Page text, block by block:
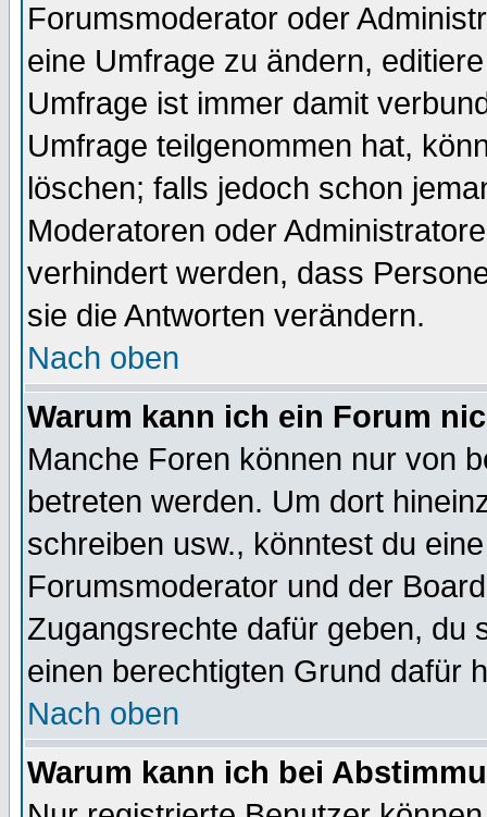
Forumsmoderator oder
eine Umfrage zu ändern,
Umfrage ist immer damit
Umfrage teilgenommen hat,
löschen; falls jedoch schon
Moderatoren oder
verhindert werden, dass
sie die Antworten verändern.
Nach oben
Warum kann ich ein Forum
Manche Foren können nur von
betreten werden. Um dort
schreiben usw., könntest du
Forumsmoderator und der
Zugangsrechte dafür geben, du
einen berechtigten Grund dafür
Nach oben
Warum kann ich bei